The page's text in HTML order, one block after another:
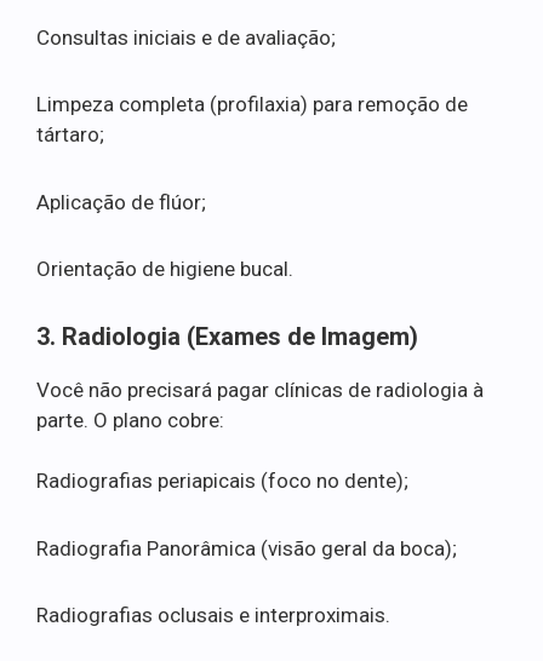
Consultas iniciais e de avaliação;
Limpeza completa (profilaxia) para remoção de
tártaro;
Aplicação de flúor;
Orientação de higiene bucal.
3. Radiologia (Exames de Imagem)
Você não precisará pagar clínicas de radiologia à
parte. O plano cobre:
Radiografias periapicais (foco no dente);
Radiografia Panorâmica (visão geral da boca);
Radiografias oclusais e interproximais.